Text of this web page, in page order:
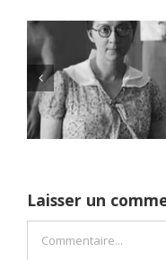
Netflix
Dreams
Laisser un